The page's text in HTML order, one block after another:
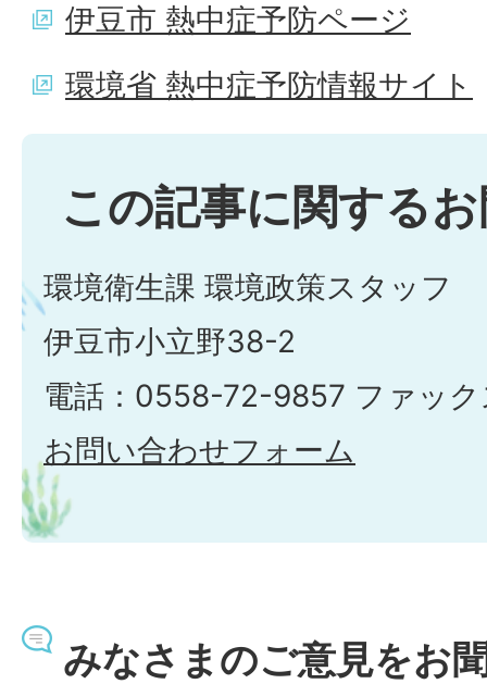
伊豆市 熱中症予防ページ
環境省 熱中症予防情報サイト
この記事に関する
環境衛生課 環境政策スタッフ
伊豆市小立野38-2
電話：0558-72-9857 ファッ
お問い合わせフォーム
みなさまのご意見をお